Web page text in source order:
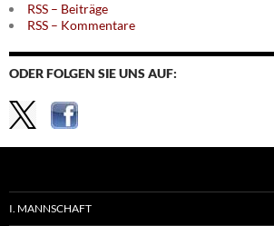
RSS – Beiträge
RSS – Kommentare
ODER FOLGEN SIE UNS AUF:
I. MANNSCHAFT